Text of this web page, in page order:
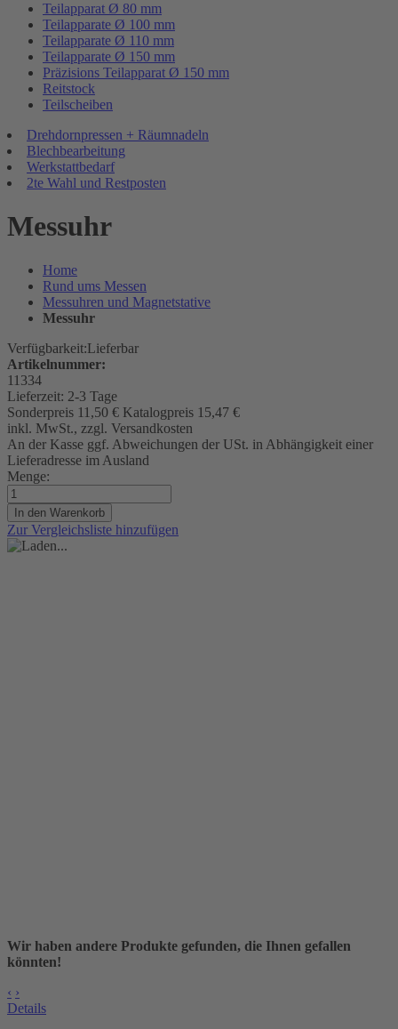
Teilapparat Ø 80 mm
Teilapparate Ø 100 mm
Teilapparate Ø 110 mm
Teilapparate Ø 150 mm
Präzisions Teilapparat Ø 150 mm
Reitstock
Teilscheiben
Drehdornpressen + Räumnadeln
Blechbearbeitung
Werkstattbedarf
2te Wahl und Restposten
Messuhr
Home
Rund ums Messen
Messuhren und Magnetstative
Messuhr
Verfügbarkeit:Lieferbar
Artikelnummer:
11334
Lieferzeit: 2-3 Tage
Sonderpreis 11,50 € Katalogpreis 15,47 €
inkl. MwSt., zzgl. Versandkosten
An der Kasse ggf. Abweichungen der USt. in Abhängigkeit einer
Lieferadresse im Ausland
Menge:
In den Warenkorb
Zur Vergleichsliste hinzufügen
Wir haben andere Produkte gefunden, die Ihnen gefallen
könnten!
‹ ›
Details